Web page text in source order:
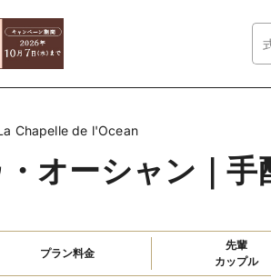
Chapelle de l'Ocean
オーシャン｜手
プラン料金
先輩
カップル